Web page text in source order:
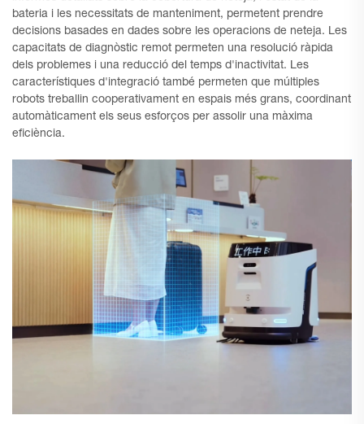
bateria i les necessitats de manteniment, permetent prendre
decisions basades en dades sobre les operacions de neteja. Les
capacitats de diagnòstic remot permeten una resolució ràpida
dels problemes i una reducció del temps d'inactivitat. Les
característiques d'integració també permeten que múltiples
robots treballin cooperativament en espais més grans, coordinant
automàticament els seus esforços per assolir una màxima
eficiència.